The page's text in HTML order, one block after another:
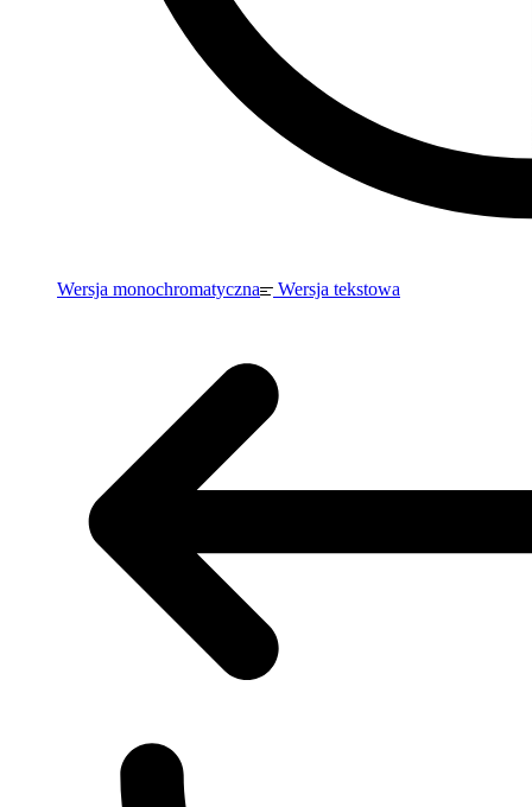
Wersja monochromatyczna Wersja tekstowa